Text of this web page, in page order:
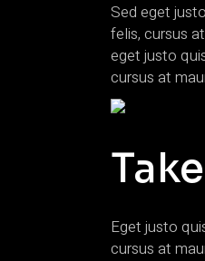
Sed eget
felis, cursus
eget justo
cursus at
Eget justo
cursus at